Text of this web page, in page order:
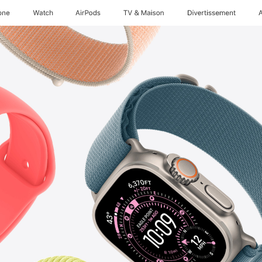
Watch AirPods TV & Maison Divertissements